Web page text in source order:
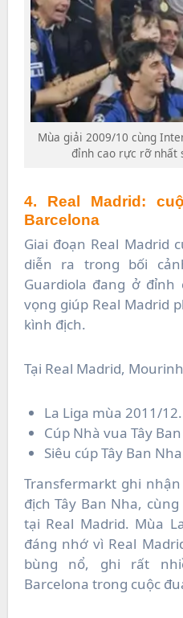
Mùa giải 2009/10 cùng
đỉnh cao rực rỡ nhất
4. Real Madrid:
Barcelona
Giai đoạn Real Madrid
diễn ra trong bối
Guardiola đang ở
vọng giúp Real Madrid
kình địch.
Tại Real Madrid,
La Liga mùa 2011/12.
Cúp Nhà vua Tây
Siêu cúp Tây Ban
Transfermarkt ghi
địch Tây Ban Nha,
tại Real Madrid. Mùa
đáng nhớ vì Real
bùng nổ, ghi rất
Barcelona trong cuộc